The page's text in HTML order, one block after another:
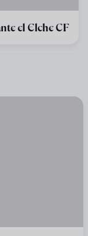
el Elche CF